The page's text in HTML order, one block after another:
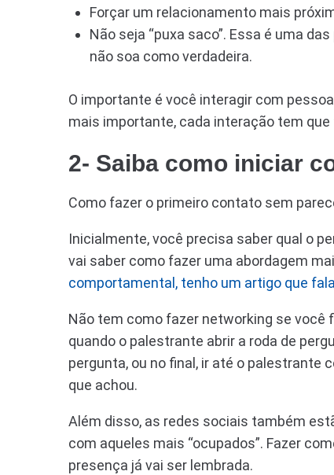
Forçar um relacionamento mais
Não seja “puxa saco”. Essa é uma
não soa como verdadeira.
O importante é você interagir com
mais importante, cada interação tem
2- Saiba como iniciar
Como fazer o primeiro contato sem
Inicialmente, você precisa saber qual o
vai saber como fazer uma abordagem
comportamental, tenho um artigo que
Não tem como fazer networking se você
quando o palestrante abrir a roda de
pergunta, ou no final, ir até o palestrante
que achou.
Além disso, as redes sociais também
com aqueles mais “ocupados”. Fazer
presença já vai ser lembrada.